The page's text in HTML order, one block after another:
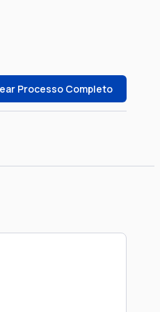
Processo Completo